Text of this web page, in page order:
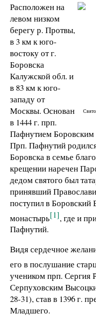
Расположен на
левом низком
берегу р. Протвы,
в 3 км к юго-
востоку от г.
Боровска
Калужской обл. и
в 83 км к юго-
западу от
Москвы. Основан
в 1444 г. прп.
Пафнутием Боровским
Прп. Пафнутий
Боровска в семье
крещении наречен
дедом святого был
принявший
поступил в
монастырь[1], где и
Пафнутий.
Видя сердечное
его в послушание
учеником прп. Сергия
Серпуховским
28-31), став в 1396 г.
Младшего.